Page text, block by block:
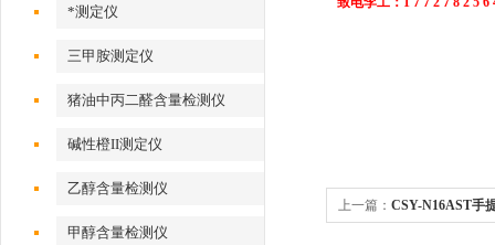
*测定仪
三甲胺测定仪
猪油中丙二醛含量检测仪
碱性橙II测定仪
乙醇含量检测仪
甲醇含量检测仪
上一篇： CSY-N16AST手